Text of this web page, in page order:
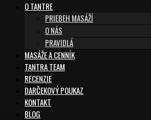
O TANTRE
PRIEBEH MASÁŽÍ
O NÁS
PRAVIDLÁ
MASÁŽE A CENNÍK
TANTRA TEAM
RECENZIE
DARČEKOVÝ POUKAZ
KONTAKT
BLOG